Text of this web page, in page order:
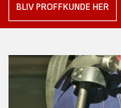
BLIV PROFFKUNDE HER